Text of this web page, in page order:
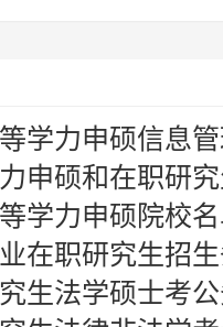
学力申硕信息
申硕和在职研
学力申硕院校
在职研究生招
生法学硕士考